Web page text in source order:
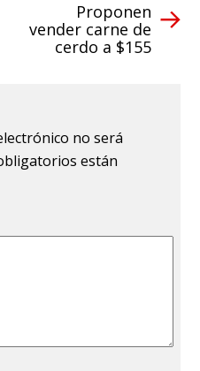
Proponen
vender carne de
cerdo a $155
no será
están